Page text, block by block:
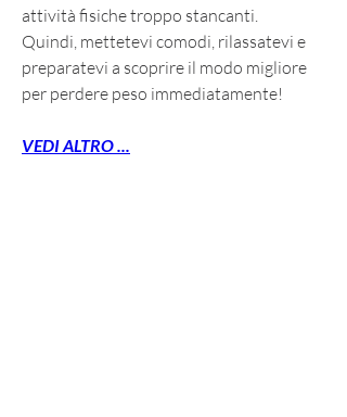
attività fisiche troppo stancanti.
Quindi, mettetevi comodi, rilassatevi e
preparatevi a scoprire il modo migliore
per perdere peso immediatamente!
VEDI ALTRO ...